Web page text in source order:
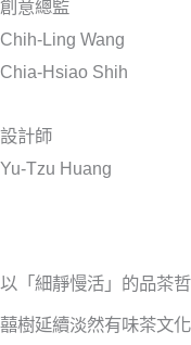
創意總監
Chih-Ling Wang
Chia-Hsiao Shih
設計師
Yu-Tzu Huang
以「細靜慢活」的品茶
囍樹延續淡然有味茶文